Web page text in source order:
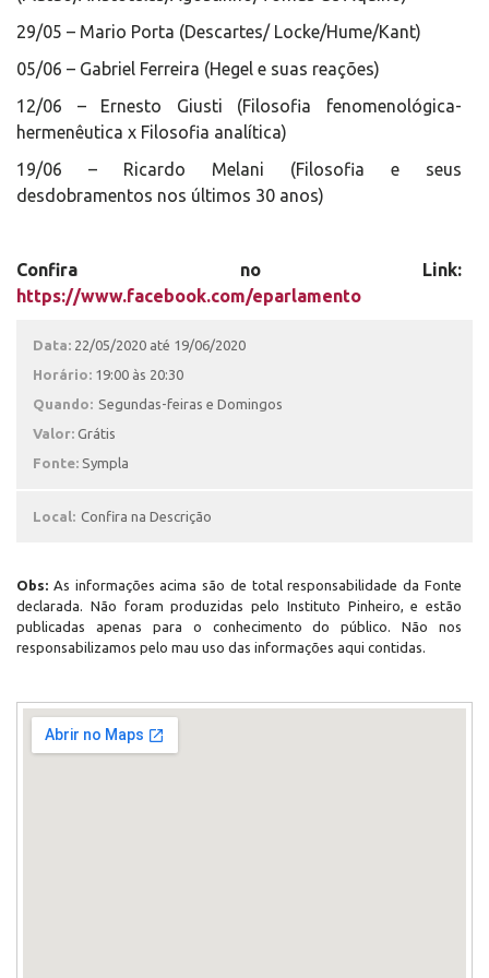
29/05 – Mario Porta (Descartes/ Locke/Hume/Kant)
05/06 – Gabriel Ferreira (Hegel e suas reações)
12/06 – Ernesto Giusti (Filosofia fenomenológica-
hermenêutica x Filosofia analítica)
19/06 – Ricardo Melani (Filosofia e seus
desdobramentos nos últimos 30 anos)
Confira no Link:
https://www.facebook.com/eparlamento
Data: 22/05/2020 até 19/06/2020
Horário: 19:00 às 20:30
Quando: Segundas-feiras e Domingos
Valor: Grátis
Fonte: Sympla
Local: Confira na Descrição
Obs: As informações acima são de total responsabilidade da Fonte
declarada. Não foram produzidas pelo Instituto Pinheiro, e estão
publicadas apenas para o conhecimento do público. Não nos
responsabilizamos pelo mau uso das informações aqui contidas.